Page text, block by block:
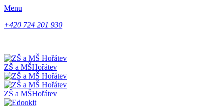
Menu
+420 724 201 930
ZŠ a MŠHořátev
ZŠ a MŠHořátev